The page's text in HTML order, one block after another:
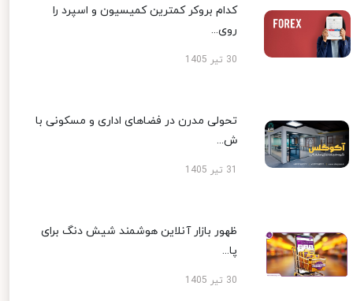
کدام بروکر کمترین کمیسیون و اسپرد را
روی...
30 تیر 1405
تحولی مدرن در فضاهای اداری و مسکونی با
ش...
ظهور بازار آنلاین هوشمند شیش دنگ برای
پا...
30 تیر 1405